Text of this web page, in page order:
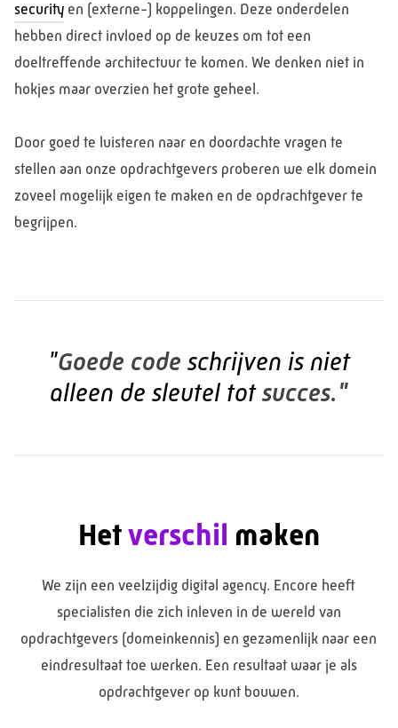
security en (externe-) koppelingen. Deze onderdelen
hebben direct invloed op de keuzes om tot een
doeltreffende architectuur te komen. We denken niet in
hokjes maar overzien het grote geheel.
Door goed te luisteren naar en doordachte vragen te
stellen aan onze opdrachtgevers proberen we elk domein
zoveel mogelijk eigen te maken en de opdrachtgever te
begrijpen.
"Goede code schrijven is niet
alleen de sleutel totsucces."
Hetverschil maken
We zijn een veelzijdig digital agency. Encore heeft
specialisten die zich inleven in de wereld van
opdrachtgevers (domeinkennis) en gezamenlijk naar een
eindresultaat toe werken. Een resultaat waar je als
opdrachtgever op kunt bouwen.